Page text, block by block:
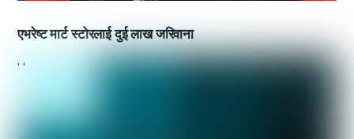
एभरेष्ट मार्ट स्टोरलाई दुई लाख जरिवाना
, ,